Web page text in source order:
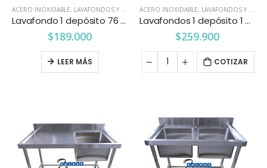
ACERO INOXIDABLE, LAVAFONDOS Y LAVAMANOS
Lavafondo 1 depósito 76 x 76 cms.
$189.000
LEER MÁS
ACERO INOXIDABLE, LAVAFONDOS Y LAVAMANOS
Lavafondos 1 depósito 1 secador derecho 1.2 mts.
$259.900
COTIZAR